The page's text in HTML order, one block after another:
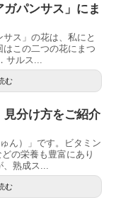
ガパンサス」にま
サス」の花は、私にと
はこの二つの花にまつ
サルス...
む
見分け方をご紹介
ん）」です。ビタミン
の栄養も豊富にあり
、熟成ス...
む